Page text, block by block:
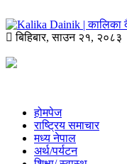
बिहिबार,साउन २१, २०८३
होमपेज
राष्ट्रिय समाचार
मध्य नेपाल
अर्थ/पर्यटन